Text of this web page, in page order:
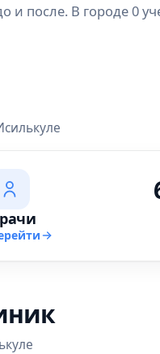
и после. В городе 0